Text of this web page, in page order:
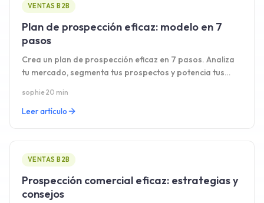
VENTAS B2B
Plan de prospección eficaz: modelo en 7
pasos
Crea un plan de prospección eficaz en 7 pasos. Analiza
tu mercado, segmenta tus prospectos y potencia tus
sophie·20 min
Leer artículo
VENTAS B2B
Prospección comercial eficaz: estrategias y
consejos